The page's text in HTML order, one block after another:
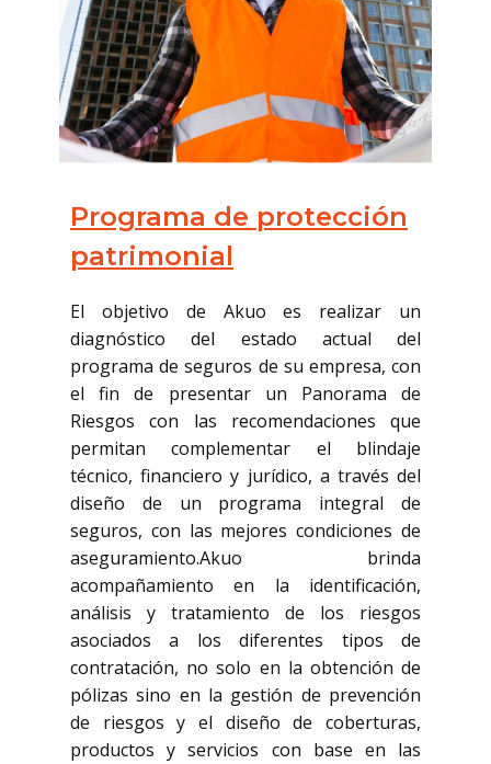
Programa de protección
patrimonial
El objetivo de Akuo es realizar un
diagnóstico del estado actual del
programa de seguros de su empresa, con
el fin de presentar un Panorama de
Riesgos con las recomendaciones que
permitan complementar el blindaje
técnico, financiero y jurídico, a través del
diseño de un programa integral de
seguros, con las mejores condiciones de
aseguramiento.Akuo brinda
acompañamiento en la identificación,
análisis y tratamiento de los riesgos
asociados a los diferentes tipos de
contratación, no solo en la obtención de
pólizas sino en la gestión de prevención
de riesgos y el diseño de coberturas,
productos y servicios con base en las